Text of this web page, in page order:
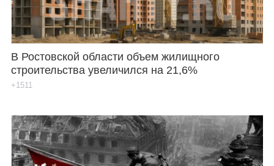
В Ростовской области объем жилищного
строительства увеличился на 21,6%
+1511